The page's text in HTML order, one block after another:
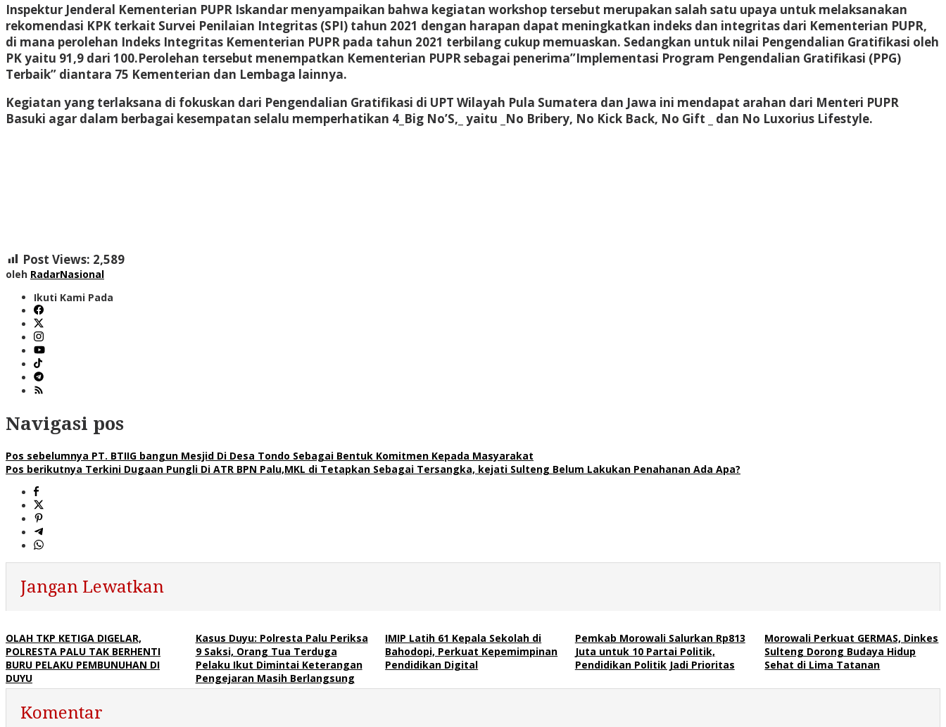
Inspektur Jenderal Kementerian PUPR Iskandar menyampaikan bahwa kegiatan workshop tersebut merupakan salah satu upaya untuk melaksanakan
rekomendasi KPK terkait Survei Penilaian Integritas (SPI) tahun 2021 dengan harapan dapat meningkatkan indeks dan integritas dari Kementerian PUPR,
di mana perolehan Indeks Integritas Kementerian PUPR pada tahun 2021 terbilang cukup memuaskan. Sedangkan untuk nilai Pengendalian Gratifikasi oleh
PK yaitu 91,9 dari 100.Perolehan tersebut menempatkan Kementerian PUPR sebagai penerima”Implementasi Program Pengendalian Gratifikasi (PPG)
Terbaik” diantara 75 Kementerian dan Lembaga lainnya.
Kegiatan yang terlaksana di fokuskan dari Pengendalian Gratifikasi di UPT Wilayah Pula Sumatera dan Jawa ini mendapat arahan dari Menteri PUPR
Basuki agar dalam berbagai kesempatan selalu memperhatikan 4_Big No’S,_ yaitu _No Bribery, No Kick Back, No Gift _ dan No Luxorius Lifestyle.
Post Views: 2,589
oleh RadarNasional
Ikuti Kami Pada
Navigasi pos
Pos sebelumnya PT. BTIIG bangun Mesjid Di Desa Tondo Sebagai Bentuk Komitmen Kepada Masyarakat
Pos berikutnya Terkini Dugaan Pungli Di ATR BPN Palu,MKL di Tetapkan Sebagai Tersangka, kejati Sulteng Belum Lakukan Penahanan Ada Apa?
Jangan Lewatkan
OLAH TKP KETIGA DIGELAR,
POLRESTA PALU TAK BERHENTI
BURU PELAKU PEMBUNUHAN DI
DUYU
Kasus Duyu: Polresta Palu Periksa
9 Saksi, Orang Tua Terduga
Pelaku Ikut Dimintai Keterangan
Pengejaran Masih Berlangsung
IMIP Latih 61 Kepala Sekolah di
Bahodopi, Perkuat Kepemimpinan
Pendidikan Digital
Pemkab Morowali Salurkan Rp813
Juta untuk 10 Partai Politik,
Pendidikan Politik Jadi Prioritas
Morowali Perkuat GERMAS, Dinkes
Sulteng Dorong Budaya Hidup
Sehat di Lima Tatanan
Komentar